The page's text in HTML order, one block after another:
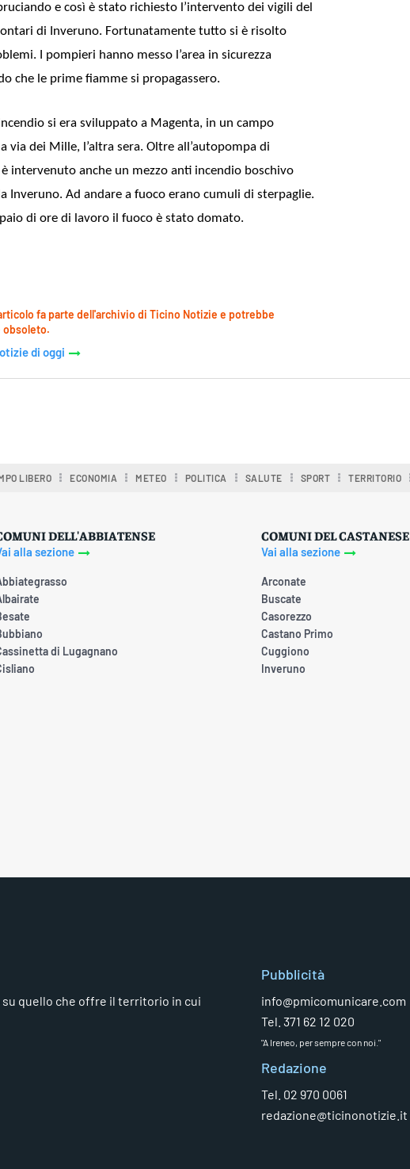
e così è stato richiesto l’intervento dei vigili del
di Inveruno. Fortunatamente tutto si è risolto
I pompieri hanno messo l’area in sicurezza
che le prime fiamme si propagassero.
si era sviluppato a Magenta, in un campo
via dei Mille, l’altra sera. Oltre all’autopompa di
intervenuto anche un mezzo anti incendio boschivo
Inveruno. Ad andare a fuoco erano cumuli di sterpaglie.
di ore di lavoro il fuoco è stato domato.
fa parte dell'archivio di Ticino Notizie e potrebbe
obsoleto.
di oggi
LIBERO ECONOMIA METEO POLITICA SALUTE SPORT TERRITORIO
DELL'ABBIATENSE
alla sezione
di Lugagnano
COMUNI DEL CASTANESE
Vai alla sezione
Arconate
Buscate
Casorezzo
Castano Primo
Cuggiono
Inveruno
quello che offre il territorio in cui
Pubblicità
info@pmicomunicare.com
Tel. 371 62 12 020
"A Ireneo, per sempre con noi."
Redazione
Tel. 02 970 0061
redazione@ticinonotizie.it